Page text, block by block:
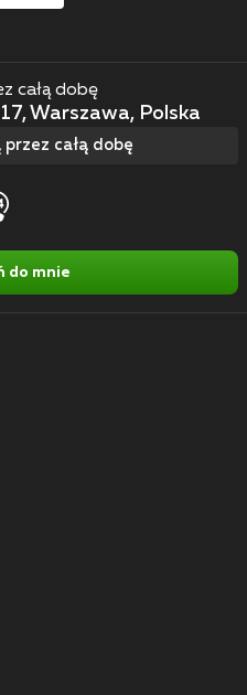
całą dobę
Warszawa, Polska
całą dobę
do mnie